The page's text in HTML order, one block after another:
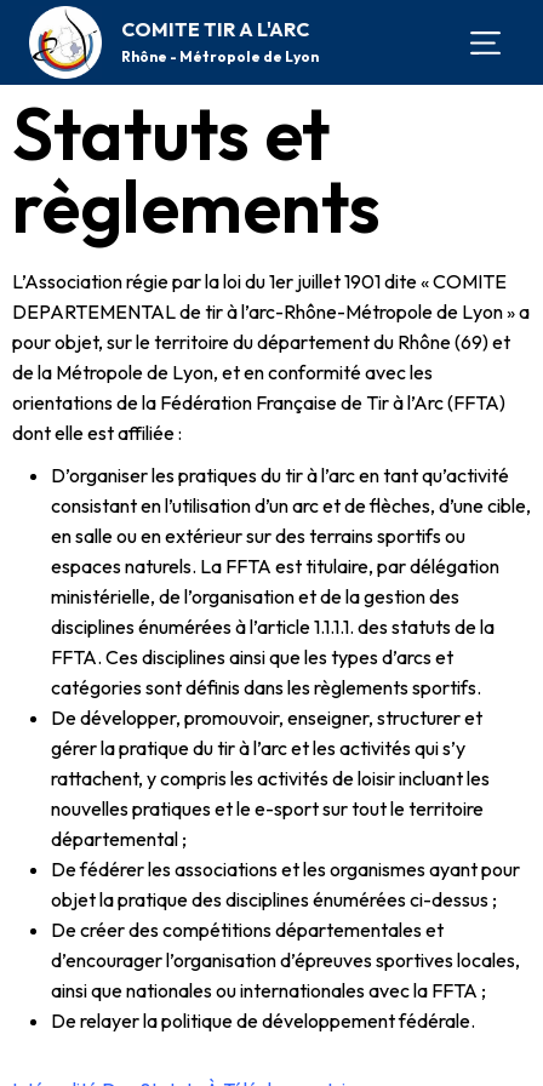
COMITE TIR A L'ARC
Rhône - Métropole de Lyon
Statuts et
règlements
L’Association régie par la loi du 1er juillet 1901 dite « COMITE
DEPARTEMENTAL de tir à l’arc-Rhône-Métropole de Lyon » a
pour objet, sur le territoire du département du Rhône (69) et
de la Métropole de Lyon, et en conformité avec les
orientations de la Fédération Française de Tir à l’Arc (FFTA)
dont elle est affiliée :
D’organiser les pratiques du tir à l’arc en tant qu’activité
consistant en l’utilisation d’un arc et de flèches, d’une cible,
en salle ou en extérieur sur des terrains sportifs ou
espaces naturels. La FFTA est titulaire, par délégation
ministérielle, de l’organisation et de la gestion des
disciplines énumérées à l’article 1.1.1.1. des statuts de la
FFTA. Ces disciplines ainsi que les types d’arcs et
catégories sont définis dans les règlements sportifs.
De développer, promouvoir, enseigner, structurer et
gérer la pratique du tir à l’arc et les activités qui s’y
rattachent, y compris les activités de loisir incluant les
nouvelles pratiques et le e-sport sur tout le territoire
départemental ;
De fédérer les associations et les organismes ayant pour
objet la pratique des disciplines énumérées ci-dessus ;
De créer des compétitions départementales et
d’encourager l’organisation d’épreuves sportives locales,
ainsi que nationales ou internationales avec la FFTA ;
De relayer la politique de développement fédérale.